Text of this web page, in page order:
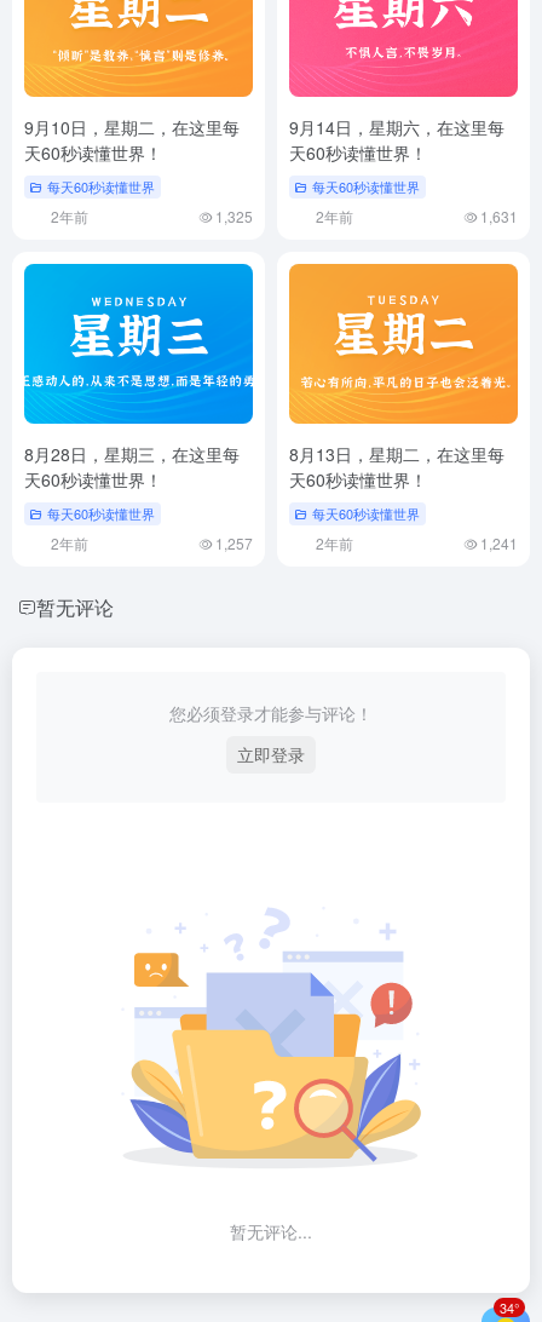
9月10日，星期二，在这里每
天60秒读懂世界！
每天60秒读懂世界
2年前 1,325
9月14日，星期六，在这里每
天60秒读懂世界！
每天60秒读懂世界
2年前 1,631
8月28日，星期三，在这里每
天60秒读懂世界！
每天60秒读懂世界
2年前 1,257
8月13日，星期二，在这里每
天60秒读懂世界！
每天60秒读懂世界
2年前 1,241
暂无评论
您必须登录才能参与评论！
立即登录
暂无评论...
34°